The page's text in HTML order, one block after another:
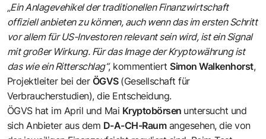
„Ein Anlagevehikel der traditionellen Finanzwirtschaft
offiziell anbieten zu können, auch wenn das im ersten Schritt
vor allem für US-Investoren relevant sein wird, ist ein Signal
mit großer Wirkung. Für das Image der Kryptowährung ist
das wie ein Ritterschlag“, kommentiertSimon Walkenhorst,
Projektleiter bei der ÖGVS (Gesellschaft für
Verbraucherstudien), die Entscheidung.
ÖGVS hat im April und Mai Kryptobörsen untersucht und
sich Anbieter aus dem D-A-CH-Raumangesehen, die von